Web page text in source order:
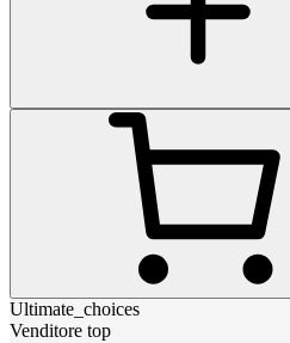
Ultimate_choices
Venditore top